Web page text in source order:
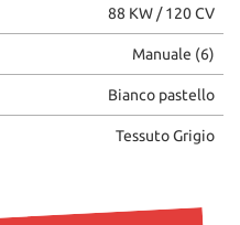
88 KW / 120 CV
Manuale (6)
Bianco pastello
Tessuto Grigio